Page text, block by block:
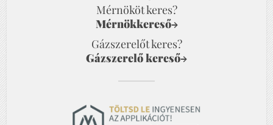
Mérnököt keres?
Mérnökkereső→
Gázszerelőt keres?
Gázszerelő kereső→